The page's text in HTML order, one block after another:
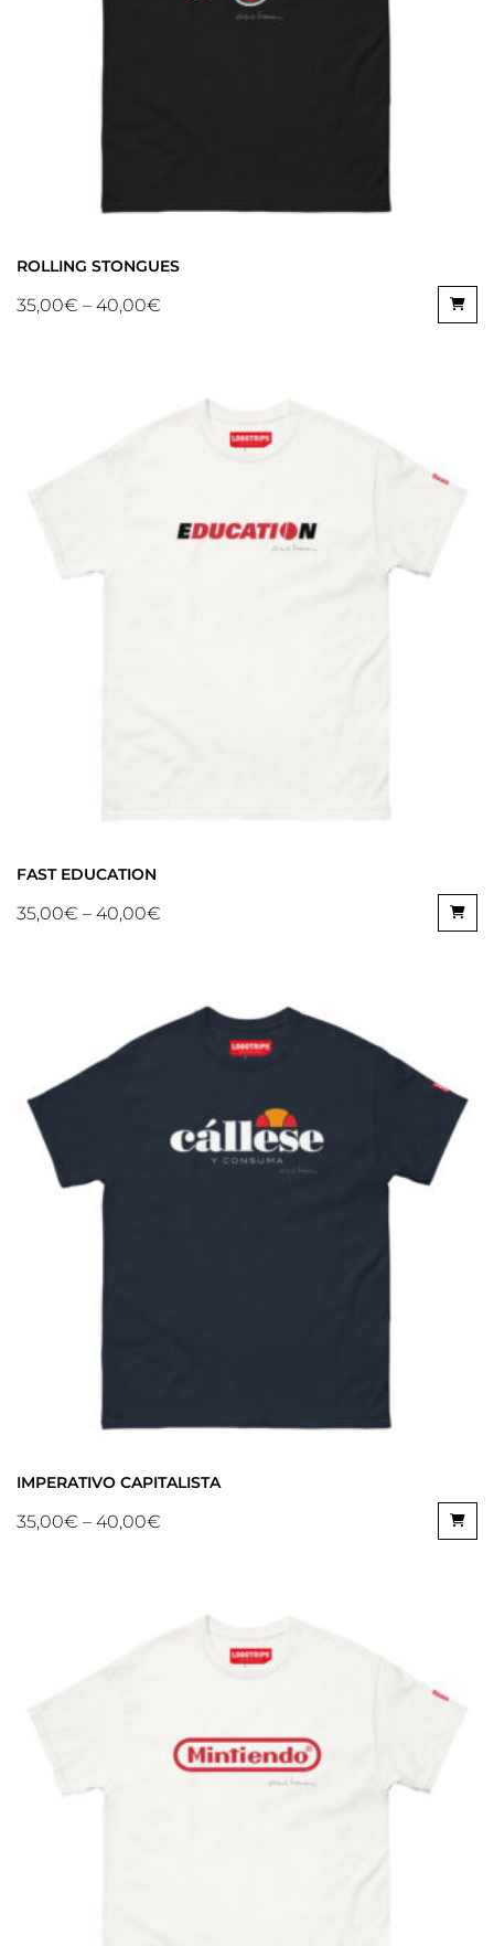
ROLLING STONGUES
35,00€ – 40,00€
FAST EDUCATION
35,00€ – 40,00€
IMPERATIVO CAPITALISTA
35,00€ – 40,00€